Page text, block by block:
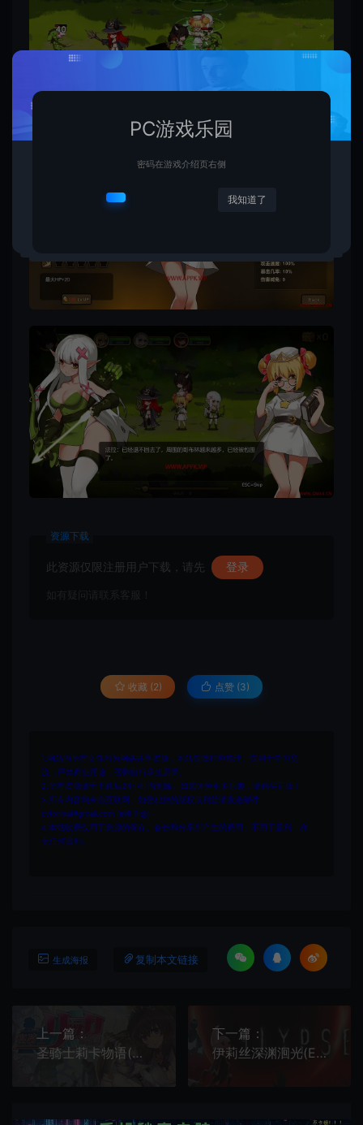
资源下载
此资源仅限注册用户下载，请先 登录
如有疑问请联系客服！
收藏 (2) 点赞 (3)
1.网站内所有文件均为网络共享资源，本站仅做打包整理。仅用于学习交
流，严禁商业用途，否则自行承担后果。
2.所有资源请于下载后24小时内删除。如需体验更多乐趣，请购买正版！
3.所有内容均来自互联网。如侵犯您的版权或利益请发送邮件：
cvformat#gmail.com (#换为@)
4.本站收费仅用于资源的保存、备份和分享所产生的费用，不用于盈利，亦
无任何盈利。
生成海报 复制本文链接
上一篇：
圣骑士莉卡物语(Holy Knight Ricca)横向卷轴动作闯关游戏|下载
下一篇：
伊莉丝深渊洄光(Elypse)简中|PC|ACT|2D横版动作游戏
PC游戏乐园
密码在游戏介绍页右侧
我知道了